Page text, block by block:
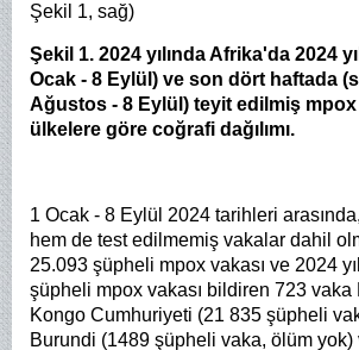
Şekil 1, sağ)
Şekil 1. 2024 yılında Afrika'da 2024
Ocak - 8 Eylül) ve son dört haftada
Ağustos - 8 Eylül) teyit edilmiş mpox
ülkelere göre coğrafi dağılımı.
1 Ocak - 8 Eylül 2024 tarihleri
hem de test edilmemiş vakalar dahil
25.093 şüpheli mpox vakası ve 2024
şüpheli mpox vakası bildiren 723 vaka
Kongo Cumhuriyeti (21 835 şüpheli
Burundi (1489 şüpheli vaka, ölüm yok)